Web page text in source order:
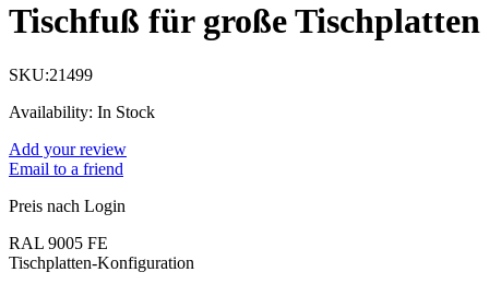
Tischfuß für große Tischplatten
SKU:21499
Availability: In Stock
Add your review
Email to a friend
Preis nach Login
RAL 9005 FE
Tischplatten-Konfiguration